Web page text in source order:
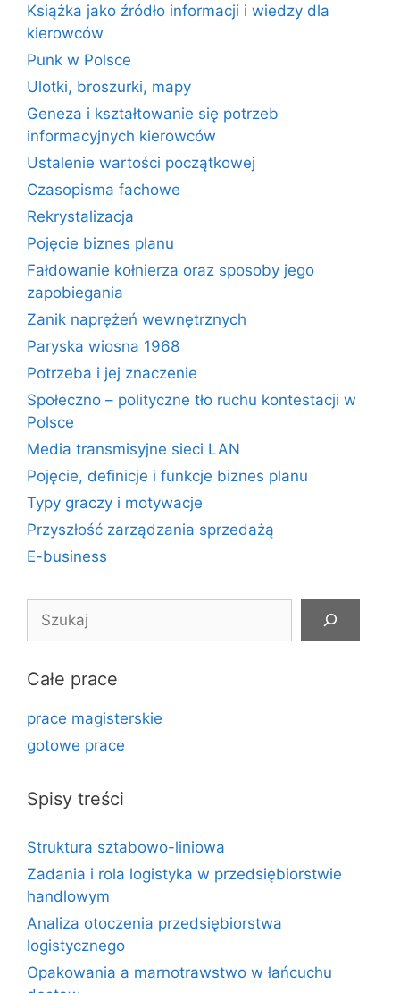
Książka jako źródło informacji i wiedzy dla
kierowców
Punk w Polsce
Ulotki, broszurki, mapy
Geneza i kształtowanie się potrzeb
informacyjnych kierowców
Ustalenie wartości początkowej
Czasopisma fachowe
Rekrystalizacja
Pojęcie biznes planu
Fałdowanie kołnierza oraz sposoby jego
zapobiegania
Zanik naprężeń wewnętrznych
Paryska wiosna 1968
Potrzeba i jej znaczenie
Społeczno – polityczne tło ruchu kontestacji w
Polsce
Media transmisyjne sieci LAN
Pojęcie, definicje i funkcje biznes planu
Typy graczy i motywacje
Przyszłość zarządzania sprzedażą
E-business
Całe prace
prace magisterskie
gotowe prace
Spisy treści
Struktura sztabowo-liniowa
Zadania i rola logistyka w przedsiębiorstwie
handlowym
Analiza otoczenia przedsiębiorstwa
logistycznego
Opakowania a marnotrawstwo w łańcuchu